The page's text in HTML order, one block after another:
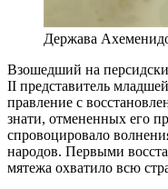
Держава
Взошедший на
II представитель
правление с
знати, отмененных его
спровоцировало
народов. Первыми
мятежа охватило всю